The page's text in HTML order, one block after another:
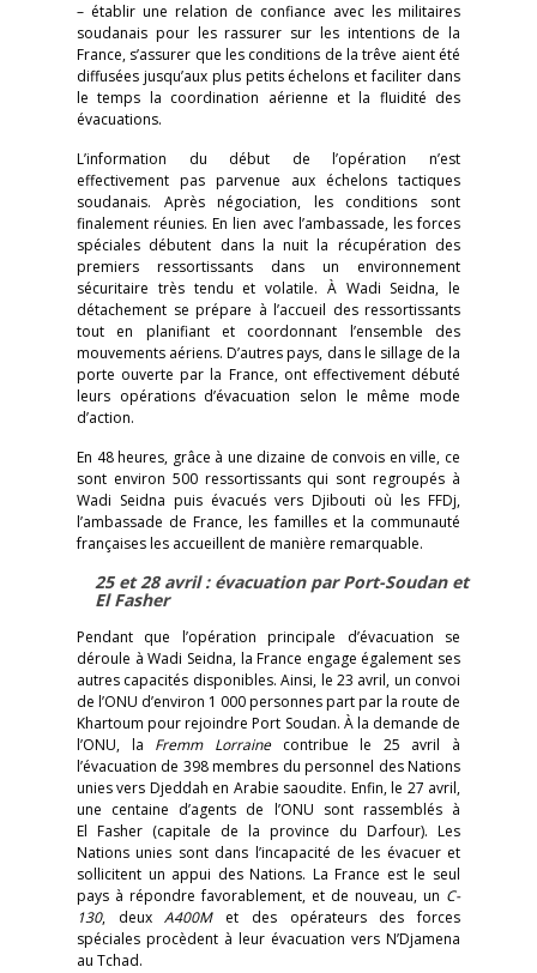
– établir une relation de confiance avec les militaires
soudanais pour les rassurer sur les intentions de la
France, s’assurer que les conditions de la trêve aient été
diffusées jusqu’aux plus petits échelons et faciliter dans
le temps la coordination aérienne et la fluidité des
évacuations.
L’information du début de l’opération n’est
effectivement pas parvenue aux échelons tactiques
soudanais. Après négociation, les conditions sont
finalement réunies. En lien avec l’ambassade, les forces
spéciales débutent dans la nuit la récupération des
premiers ressortissants dans un environnement
sécuritaire très tendu et volatile. À Wadi Seidna, le
détachement se prépare à l’accueil des ressortissants
tout en planifiant et coordonnant l’ensemble des
mouvements aériens. D’autres pays, dans le sillage de la
porte ouverte par la France, ont effectivement débuté
leurs opérations d’évacuation selon le même mode
d’action.
En 48 heures, grâce à une dizaine de convois en ville, ce
sont environ 500 ressortissants qui sont regroupés à
Wadi Seidna puis évacués vers Djibouti où les FFDj,
l’ambassade de France, les familles et la communauté
françaises les accueillent de manière remarquable.
25 et 28 avril : évacuation par Port-Soudan et
El Fasher
Pendant que l’opération principale d’évacuation se
déroule à Wadi Seidna, la France engage également ses
autres capacités disponibles. Ainsi, le 23 avril, un convoi
de l’ONU d’environ 1 000 personnes part par la route de
Khartoum pour rejoindre Port Soudan. À la demande de
l’ONU, la Fremm Lorrainecontribue le 25 avril à
l’évacuation de 398 membres du personnel des Nations
unies vers Djeddah en Arabie saoudite. Enfin, le 27 avril,
une centaine d’agents de l’ONU sont rassemblés à
El Fasher (capitale de la province du Darfour). Les
Nations unies sont dans l’incapacité de les évacuer et
sollicitent un appui des Nations. La France est le seul
pays à répondre favorablement, et de nouveau, un C-
130, deuxA400Met des opérateurs des forces
spéciales procèdent à leur évacuation vers N’Djamena
au Tchad.